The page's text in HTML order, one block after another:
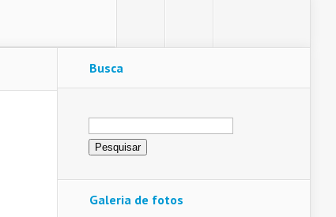
Busca
Pesquisar
por:
Galeria de fotos